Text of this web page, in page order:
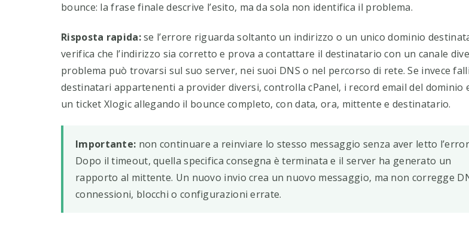
bounce: la frase finale descrive l’esito, ma da sola non identifica il problema.
Risposta rapida:se l’errore riguarda soltanto un indirizzo o un unico dominio
verifica che l’indirizzo sia corretto e prova a contattare il destinatario con un canale
problema può trovarsi sul suo server, nei suoi DNS o nel percorso di rete. Se invece
destinatari appartenenti a provider diversi, controlla cPanel, i record email del dominio
un ticket Xlogic allegando il bounce completo, con data, ora, mittente e destinatario.
Importante: non continuare a reinviare lo stesso messaggio senza aver letto
Dopo il timeout, quella specifica consegna è terminata e il server ha generato un
rapporto al mittente. Un nuovo invio crea un nuovo messaggio, ma non corregge
connessioni, blocchi o configurazioni errate.